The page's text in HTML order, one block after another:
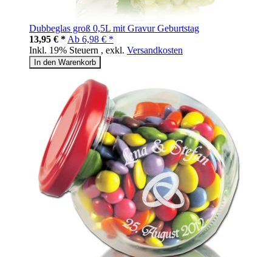
Dubbeglas groß 0,5L mit Gravur Geburtstag
13,95 € * Ab 6,98 € *
Inkl. 19% Steuern , exkl. Versandkosten
In den Warenkorb